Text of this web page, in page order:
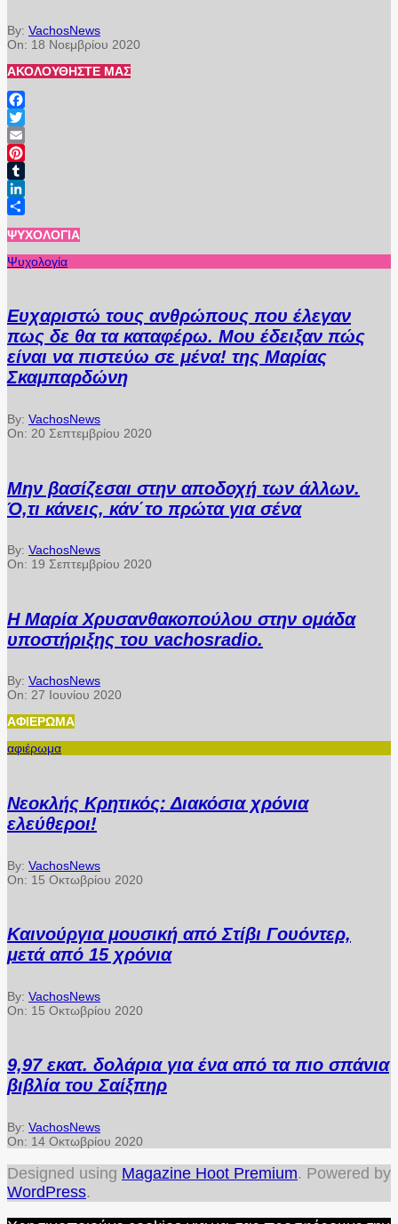
By: VachosNews
On: 18 Νοεμβρίου 2020
ΑΚΟΛΟΥΘΉΣΤΕ ΜΑΣ
Facebook
Twitter
Email
Pinterest
Tumblr
LinkedIn
ΨΥΧΟΛΟΓΊΑ
Ψυχολογία
Ευχαριστώ τους ανθρώπους που έλεγαν
πως δε θα τα καταφέρω. Μου έδειξαν πώς
είναι να πιστεύω σε μένα! της Μαρίας
Σκαμπαρδώνη
By: VachosNews
On: 20 Σεπτεμβρίου 2020
Μην βασίζεσαι στην αποδοχή των άλλων.
Ό,τι κάνεις, κάν΄το πρώτα για σένα
By: VachosNews
On: 19 Σεπτεμβρίου 2020
Η Μαρία Χρυσανθακοπούλου στην ομάδα
υποστήριξης του vachosradio.
By: VachosNews
On: 27 Ιουνίου 2020
ΑΦΙΈΡΩΜΑ
αφιέρωμα
Νεοκλής Κρητικός: Διακόσια χρόνια
ελεύθεροι!
By: VachosNews
On: 15 Οκτωβρίου 2020
Καινούργια μουσική από Στίβι Γουόντερ,
μετά από 15 χρόνια
By: VachosNews
On: 15 Οκτωβρίου 2020
9,97 εκατ. δολάρια για ένα από τα πιο σπάνια
βιβλία του Σαίξπηρ
By: VachosNews
On: 14 Οκτωβρίου 2020
Designed using Magazine Hoot Premium. Powered by
WordPress.